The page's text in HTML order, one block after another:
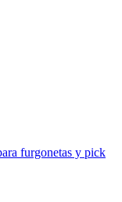
furgonetas y pick